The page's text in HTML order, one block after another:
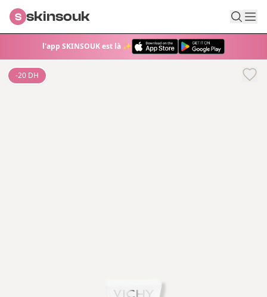
l'app SKINSOUK est là ✨
S skinsouk
-20 DH